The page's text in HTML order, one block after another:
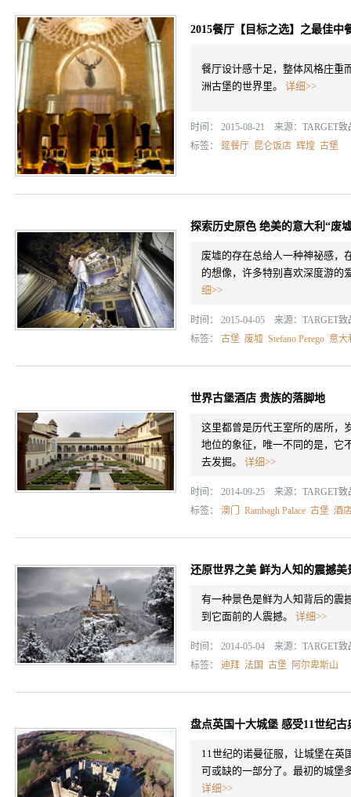
2015餐厅【目标之选】之最佳中
餐厅设计感十足，整体风格庄重
洲古堡的世界里。 详细>>
时间： 2015-08-21 来源： TARGET致
标签： 筵餐厅 昆仑饭店 辉煌 古堡
探索历史原色 绝美的意大利“废
废墟的存在总给人一种神祕感，
的想像，许多特别喜欢深度游的
细>>
时间： 2015-04-05 来源： TARGET致
标签： 古堡 废墟 Stefano Perego 意大
世界古堡酒店 贵族的落脚地
这里都曾是历代王室所的居所，
地位的象征，唯一不同的是，它
去发掘。 详细>>
时间： 2014-09-25 来源： TARGET致
标签： 澳门 Rambagh Palace 古堡 酒
还原世界之美 鲜为人知的震撼美
有一种景色是鲜为人知背后的震
到它面前的人震撼。 详细>>
时间： 2014-05-04 来源： TARGET致
标签： 迪拜 法国 古堡 阿尔卑斯山
盘点英国十大城堡 感受11世纪古
11世纪的诺曼征服，让城堡在英
可或缺的一部分了。最初的城堡
详细>>